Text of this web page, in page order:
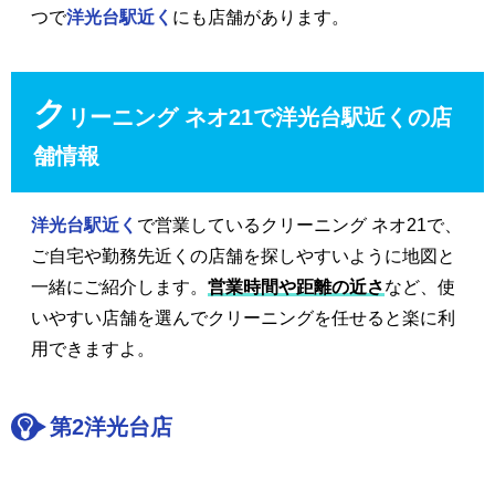
つで洋光台駅近く にも店舗があります。
ク リーニング ネオ21で洋光台駅近くの店
舗情報
洋光台駅近く で営業しているクリーニング ネオ21で、
ご自宅や勤務先近くの店舗を探しやすいように地図と
一緒にご紹介します。 営業時間や距離の近さなど、使
いやすい店舗を選んでクリーニングを任せると楽に利
用できますよ。
第2洋光台店